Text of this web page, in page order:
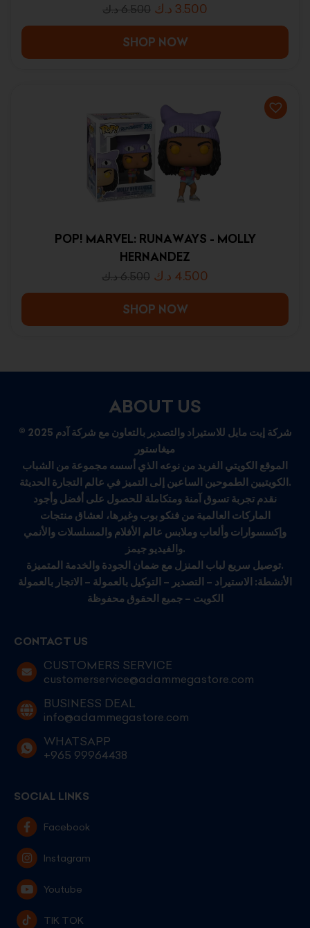
6.500 د.ك 3.500 د.ك
SHOP NOW
POP! MARVEL: RUNAWAYS - MOLLY
HERNANDEZ
6.500 د.ك 4.500 د.ك
SHOP NOW
ABOUT US
© 2025 شركة إيت مايل للاستيراد والتصدير بالتعاون مع شركة آدم
ميغاستور
الموقع الكويتي الفريد من نوعه الذي أسسه مجموعة من الشباب
الكويتيين الطموحين الساعين إلى التميز في عالم التجارة الحديثة.
نقدم تجربة تسوق آمنة ومتكاملة للحصول على أفضل وأجود
الماركات العالمية من فنكو بوب وغيرها، لعشاق منتجات
وإكسسوارات وألعاب وملابس عالم الأفلام والمسلسلات والأنمي
والفيديو جيمز.
توصيل سريع لباب المنزل مع ضمان الجودة والخدمة المتميزة.
الأنشطة: الاستيراد – التصدير – التوكيل بالعمولة – الاتجار بالعمولة
الكويت – جميع الحقوق محفوظة
CONTACT US
CUSTOMERS SERVICE
customerservice@adammegastore.com
BUSINESS DEAL
info@adammegastore.com
WHATSAPP
+965 99964438
SOCIAL LINKS
Facebook
Instagram
Youtube
TIK TOK